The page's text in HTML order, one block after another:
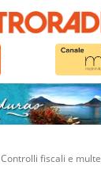
Controlli fiscali e